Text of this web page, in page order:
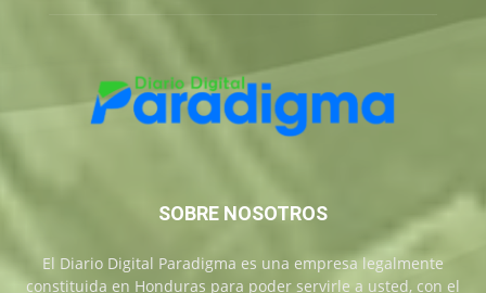
SOBRE NOSOTROS
El Diario Digital Paradigma es una empresa legalmente
constituida en Honduras para poder servirle a usted, con el